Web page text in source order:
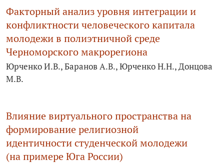
Факторный анализ уровня интеграции и
конфликтности человеческого капитала
молодежи в полиэтничной среде
Черноморского макрорегиона
Юрченко И.В., Баранов А.В., Юрченко Н.Н., Донцова
М.В.
Влияние виртуального пространства на
формирование религиозной
идентичности студенческой молодежи
(на примере Юга России)